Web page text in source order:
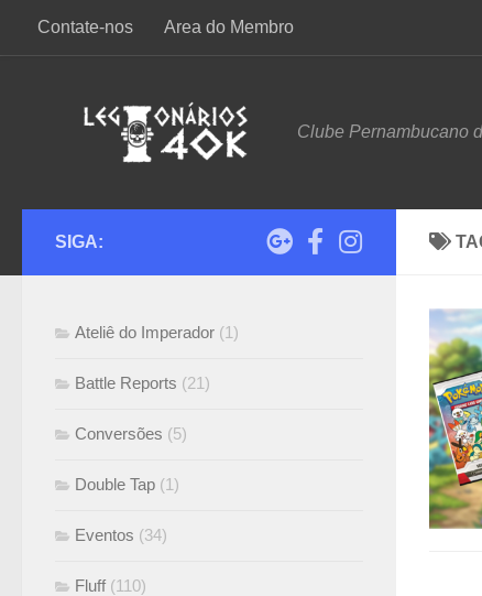
Skip to content
Contate-nos Area do Membro
Clube Pernambucano
SIGA:
Ateliê do Imperador (1)
Battle Reports (21)
Conversões (5)
Double Tap (1)
Eventos (34)
Fluff (110)